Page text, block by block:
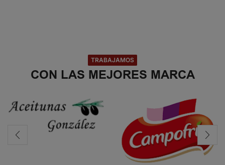
TRABAJAMOS
CON LAS MEJORES MARCA